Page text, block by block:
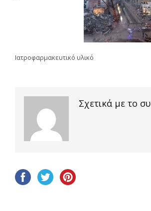
Ιατροφαρμακευτικό υλικό
Σχετικά με το